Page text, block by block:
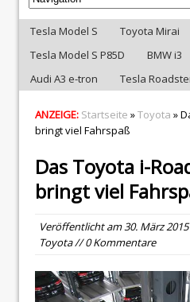
Tesla Model S Toyota Mirai
Tesla Model S P85D
BMW i3
Audi A3 e-tron
Tesla
ANZEIGE: Startseite »Toyota »
bringt viel Fahrspaß
Das Toyota i-
bringt viel
Veröffentlicht am30. März 2015
Toyota// 0 Kommentare